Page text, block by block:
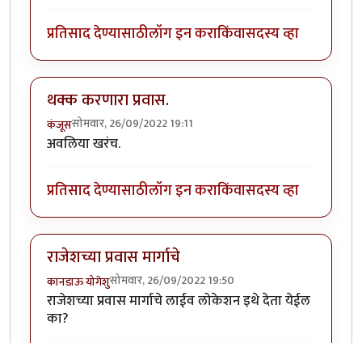
प्रतिसाद देण्यासाठीलॉग इन कराकिंवासदस्य व्हा
थक्क करणारा प्रवास.
कंजूससोमवार, 26/09/2022 19:11
अवलिया खरंच.
प्रतिसाद देण्यासाठीलॉग इन कराकिंवासदस्य व्हा
राजेशच्या प्रवास मार्गाचे
कानडाऊ योगेशुसोमवार, 26/09/2022 19:50
राजेशच्या प्रवास मार्गाचे लाईव लोकेशन इथे देता येईल
का?